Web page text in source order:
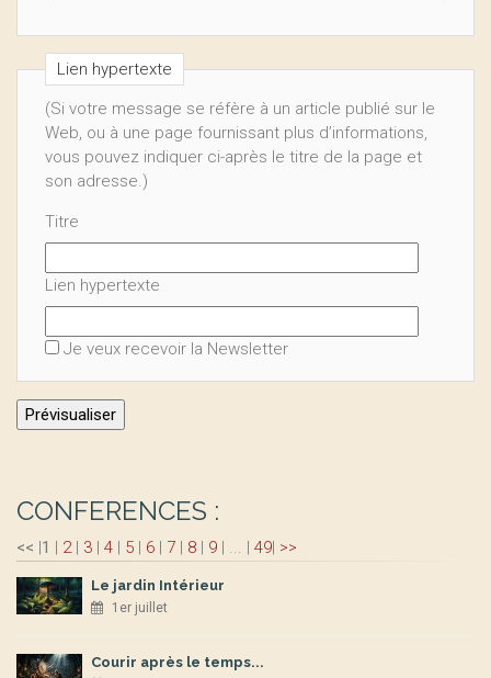
Lien hypertexte
(Si votre message se réfère à un article publié sur le
Web, ou à une page fournissant plus d’informations,
vous pouvez indiquer ci-après le titre de la page et
son adresse.)
Titre
Lien hypertexte
Je veux recevoir la Newsletter
CONFERENCES :
<< |1 | 2| 3 | 4 | 5 | 6 | 7 | 8 | 9 | ... | 49| >>
Le jardin Intérieur
1er juillet
Courir après le temps...